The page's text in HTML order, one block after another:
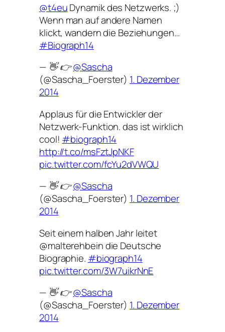
@t4euDynamik des Netzwerks. ;)
Wenn man auf andere Namen
klickt, wandern die Beziehungen…
#Biograph14
— 👋 👉@Sascha
(@Sascha_Foerster) 1. Dezember
2014
Applaus für die Entwickler der
Netzwerk-Funktion. das ist wirklich
cool! #biograph14
http://t.co/msFztJpNKF
pic.twitter.com/fcYu2dVWQU
— 👋 👉@Sascha
(@Sascha_Foerster) 1. Dezember
2014
Seit einem halben Jahr leitet
@malterehbein die Deutsche
Biographie. #biograph14
pic.twitter.com/3W7uikrNnE
— 👋 👉@Sascha
(@Sascha_Foerster) 1. Dezember
2014